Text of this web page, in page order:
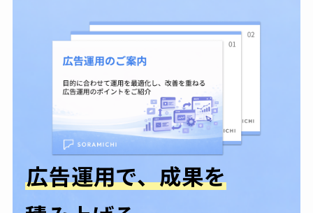
広告運用で、成果を